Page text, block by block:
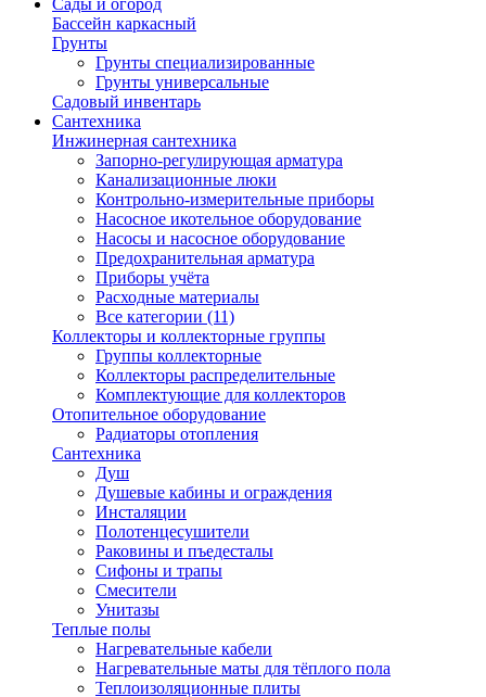
Сады и огород
Бассейн каркасный
Грунты
Грунты специализированные
Грунты универсальные
Садовый инвентарь
Сантехника
Инжинерная сантехника
Запорно-регулирующая арматура
Канализационные люки
Контрольно-измерительные приборы
Насосное икотельное оборудование
Насосы и насосное оборудование
Предохранительная арматура
Приборы учёта
Расходные материалы
Все категории (11)
Коллекторы и коллекторные группы
Группы коллекторные
Коллекторы распределительные
Комплектующие для коллекторов
Отопительное оборудование
Радиаторы отопления
Сантехника
Душ
Душевые кабины и ограждения
Инсталяции
Полотенцесушители
Раковины и пъедесталы
Сифоны и трапы
Смесители
Унитазы
Теплые полы
Нагревательные кабели
Нагревательные маты для тёплого пола
Теплоизоляционные плиты